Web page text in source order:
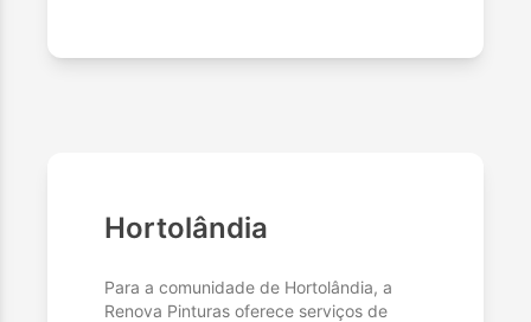
Hortolândia
Para a comunidade de Hortolândia, a
Renova Pinturas oferece serviços de